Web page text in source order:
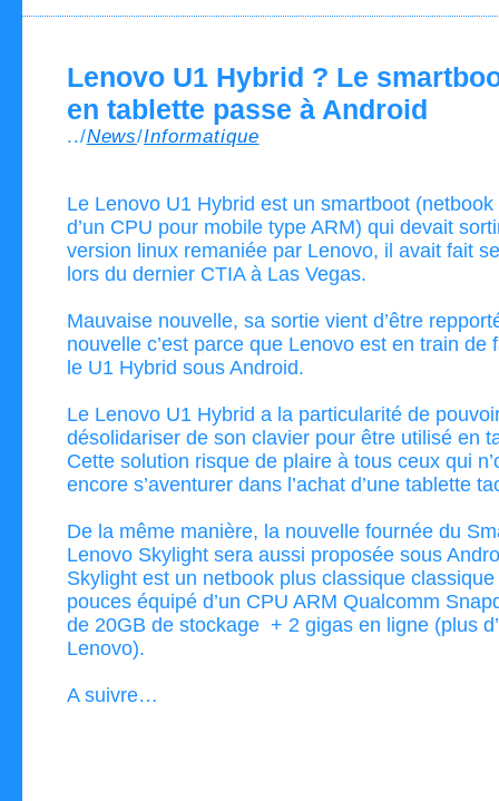
Lenovo U1 Hybrid ? Le
en tablette passe à Android
../News/Informatique
Le Lenovo U1 Hybrid est un smartboot (netbook
d’un CPU pour mobile type ARM) qui devait
version linux remaniée par Lenovo, il avait fait
lors du dernier CTIA à Las Vegas.
Mauvaise nouvelle, sa sortie vient d’être
nouvelle c’est parce que Lenovo est en train de
le U1 Hybrid sous Android.
Le Lenovo U1 Hybrid a la particularité de
désolidariser de son clavier pour être utilisé en
Cette solution risque de plaire à tous ceux qui
encore s’aventurer dans l’achat d’une tablette
De la même manière, la nouvelle fournée du
Lenovo Skylight sera aussi proposée sous
Skylight est un netbook plus classique
pouces équipé d’un CPU ARM Qualcomm
de 20GB de stockage + 2 gigas en ligne (plus
Lenovo).
A suivre…